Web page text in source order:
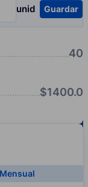
unid Guardar
40
$1400.0
Mensual